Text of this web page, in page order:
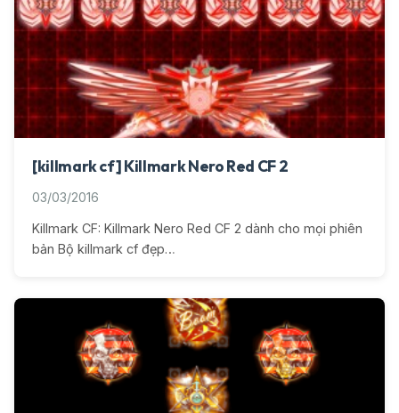
[killmark cf] Killmark Nero Red CF 2
03/03/2016
Killmark CF: Killmark Nero Red CF 2 dành cho mọi phiên
bản Bộ killmark cf đẹp…